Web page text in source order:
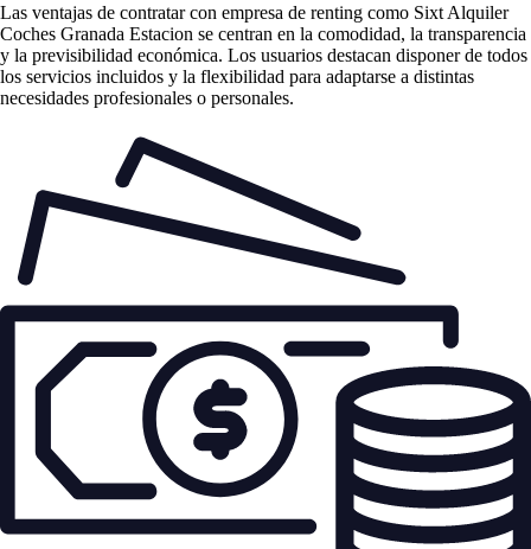
Las ventajas de contratar con empresa de renting como Sixt Alquiler
Coches Granada Estacion se centran en la comodidad, la transparencia
y la previsibilidad económica. Los usuarios destacan disponer de todos
los servicios incluidos y la flexibilidad para adaptarse a distintas
necesidades profesionales o personales.